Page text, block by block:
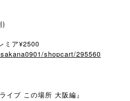
)
ミア¥2500
shopcart/295560
イブ この場所 大阪編』